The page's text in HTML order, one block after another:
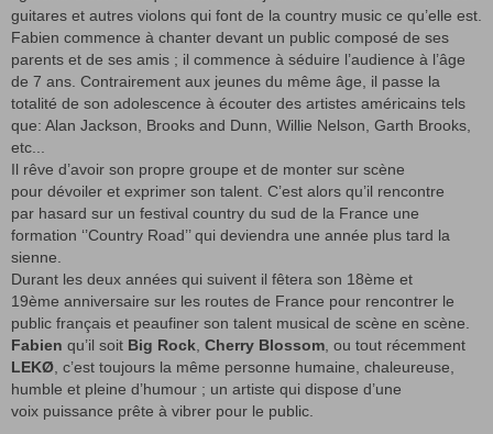
guitares et autres violons qui font de la country music ce qu’elle est.
Fabien commence à chanter devant un public composé de ses
parents et de ses amis ; il commence à séduire l’audience à l’âge
de 7 ans. Contrairement aux jeunes du même âge, il passe la
totalité de son adolescence à écouter des artistes américains tels
que: Alan Jackson, Brooks and Dunn, Willie Nelson, Garth Brooks,
etc...
Il rêve d’avoir son propre groupe et de monter sur scène
pour dévoiler et exprimer son talent. C’est alors qu’il rencontre
par hasard sur un festival country du sud de la France une
formation ‘’Country Road’’ qui deviendra une année plus tard la
sienne.
Durant les deux années qui suivent il fêtera son 18ème et
19ème anniversaire sur les routes de France pour rencontrer le
public français et peaufiner son talent musical de scène en scène.
Fabien qu’il soit Big Rock Cherry Blossom , ou tout récemment
LEKØ , c’est toujours la même personne humaine, chaleureuse,
humble et pleine d’humour ; un artiste qui dispose d’une
voix puissance prête à vibrer pour le public.